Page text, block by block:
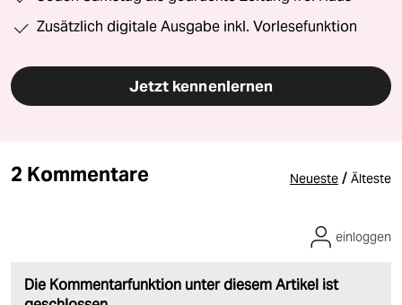
Zusätzlich digitale Ausgabe inkl. Vorlesefunktion
Jetzt kennenlernen
2 Kommentare Neueste / Älteste
Die Kommentarfunktion unter diesem Artikel ist
einloggen